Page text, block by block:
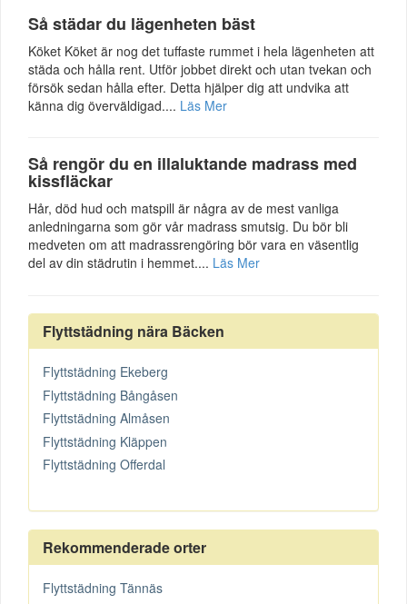
Så städar du lägenheten bäst
Köket Köket är nog det tuffaste rummet i hela lägenheten att
städa och hålla rent. Utför jobbet direkt och utan tvekan och
försök sedan hålla efter. Detta hjälper dig att undvika att
känna dig överväldigad.... Läs Mer
Så rengör du en illaluktande madrass med
kissfläckar
Hår, död hud och matspill är några av de mest vanliga
anledningarna som gör vår madrass smutsig. Du bör bli
medveten om att madrassrengöring bör vara en väsentlig
del av din städrutin i hemmet.... Läs Mer
Flyttstädning nära Bäcken
Flyttstädning Ekeberg
Flyttstädning Bångåsen
Flyttstädning Almåsen
Flyttstädning Kläppen
Flyttstädning Offerdal
Rekommenderade orter
Flyttstädning Tännäs